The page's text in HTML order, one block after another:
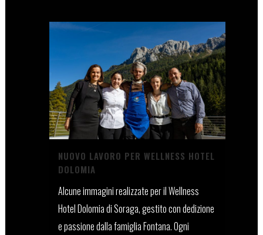
NUOVO LAVORO PER WELLNESS HOTEL
DOLOMIA
Alcune immagini realizzate per il Wellness
Hotel Dolomia di Soraga, gestito con dedizione
e passione dalla famiglia Fontana. Ogni